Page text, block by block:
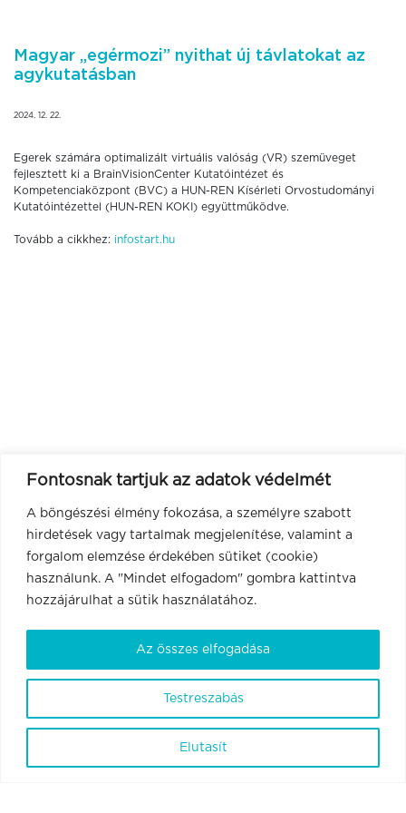
Fontosnak tartjuk az adatok védelmét
A böngészési élmény fokozása, a személyre szabott
hirdetések vagy tartalmak megjelenítése, valamint a
forgalom elemzése érdekében sütiket (cookie)
használunk. A "Mindet elfogadom" gombra kattintva
hozzájárulhat a sütik használatához.
Testreszabás
Elutasít
Az összes elfogadása
Magyar „egérmozi” nyithat új távlatokat az
agykutatásban
2024. 12. 22.
Egerek számára optimalizált virtuális valóság (VR) szemüveget
fejlesztett ki a BrainVisionCenter Kutatóintézet és
Kompetenciaközpont (BVC) a HUN-REN Kísérleti Orvostudományi
Kutatóintézettel (HUN-REN KOKI) együttműködve.
Tovább a cikkhez: infostart.hu
BrainVisionCenter Ltd.
1094 Budapest, Liliom utca 43-45. 6. em. 1. ajtó.
Adatvédelmi szabályzat és tájékoztató